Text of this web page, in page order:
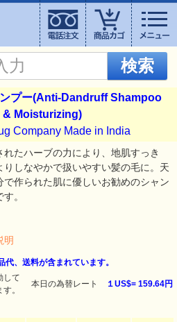
検索
プー(Anti-Dandruff Shampoo
Moisturizing)
Company Made in India
れたハーブの力により、地肌すっき
りしなやかで扱いやすい髪の毛に。天
で作られた肌に優しいお勧めのシャン
。
明
代、送料が含まれています。
して
。
本日の為替レート １US$= 159.64円